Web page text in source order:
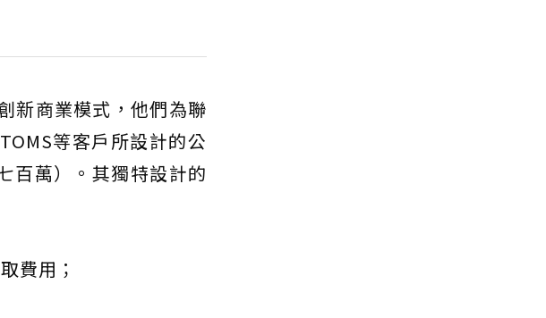
新商業模式，他們為聯
等客戶所設計的公
百萬）。其獨特設計的
費用；